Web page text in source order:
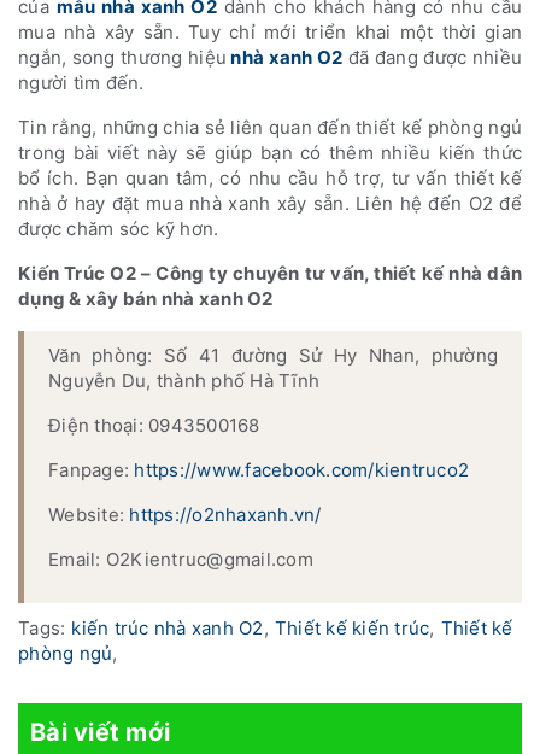
của mẫu nhà xanh O2dành cho khách hàng có nhu cầu
mua nhà xây sẵn. Tuy chỉ mới triển khai một thời gian
ngắn, song thương hiệu nhà xanh O2 đã đang được nhiều
người tìm đến.
Tin rằng, những chia sẻ liên quan đến thiết kế phòng ngủ
trong bài viết này sẽ giúp bạn có thêm nhiều kiến thức
bổ ích. Bạn quan tâm, có nhu cầu hỗ trợ, tư vấn thiết kế
nhà ở hay đặt mua nhà xanh xây sẵn. Liên hệ đến O2 để
được chăm sóc kỹ hơn.
Kiến Trúc O2 – Công ty chuyên tư vấn, thiết kế nhà dân
dụng & xây bán nhà xanh O2
Văn phòng: Số 41 đường Sử Hy Nhan, phường
Nguyễn Du, thành phố Hà Tĩnh
Điện thoại: 0943500168
Fanpage: https://www.facebook.com/kientruco2
Website: https://o2nhaxanh.vn/
Email: O2Kientruc@gmail.com
Tags: kiến trúc nhà xanh O2, Thiết kế kiến trúc, Thiết kế
phòng ngủ,
Bài viết mới